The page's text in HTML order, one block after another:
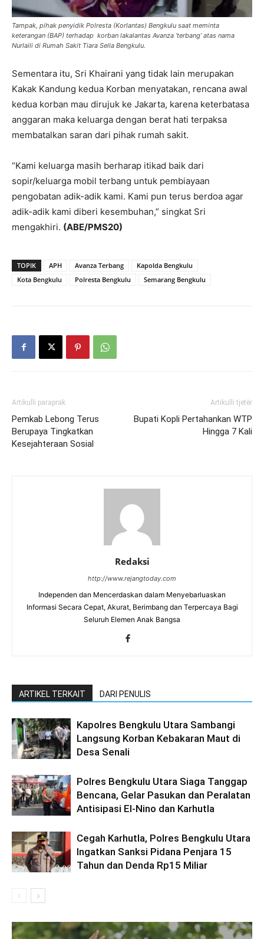
Tampak, pihak penyidik Polresta (Korlantas) Bengkulu saat meminta
keterangan (BAP) terhadap korban lakalantas Avanza ‘terbang’ atas nama
Nurlaili di Rumah Sakit Tiara Sella Bengkulu.
Sementara itu, Sri Khairani yang tidak lain merupakan
Kakak Kandung kedua Korban menyatakan, rencana awal
kedua korban mau dirujuk ke Jakarta, karena keterbatasa
anggaran maka keluarga dengan berat hati terpaksa
membatalkan saran dari pihak rumah sakit.
“Kami keluarga masih berharap itikad baik dari
sopir/keluarga mobil terbang untuk pembiayaan
pengobatan adik-adik kami. Kami pun terus berdoa agar
adik-adik kami diberi kesembuhan,” singkat Sri
mengakhiri. (ABE/PMS20)
TOPIK APH Avanza Terbang
Kapolda Bengkulu
Kota Bengkulu
Polresta Bengkulu Semarang Bengkulu
Artikulli paraprak
Pemkab Lebong Terus
Berupaya Tingkatkan
Kesejahteraan Sosial
Artikulli tjetër
Bupati Kopli Pertahankan WTP
Hingga 7 Kali
Redaksi
http://www.rejangtoday.com
Independen dan Mencerdaskan dalam Menyebarluaskan
Informasi Secara Cepat, Akurat, Berimbang dan Terpercaya Bagi
Seluruh Elemen Anak Bangsa
ARTIKEL TERKAIT DARI PENULIS
Kapolres Bengkulu Utara Sambangi
Langsung Korban Kebakaran Maut di
Desa Senali
Polres Bengkulu Utara Siaga Tanggap
Bencana, Gelar Pasukan dan Peralatan
Antisipasi El-Nino dan Karhutla
Cegah Karhutla, Polres Bengkulu Utara
Ingatkan Sanksi Pidana Penjara 15
Tahun dan Denda Rp15 Miliar